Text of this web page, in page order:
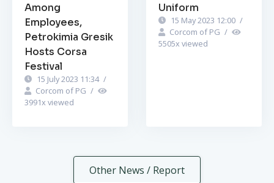
Among
Employees,
Petrokimia Gresik
Hosts Corsa
Festival
15 July 2023 11:34 /
Corcom of PG /
3991x viewed
Uniform
15 May 2023 12:00 /
Corcom of PG /
5505x viewed
Other News / Report